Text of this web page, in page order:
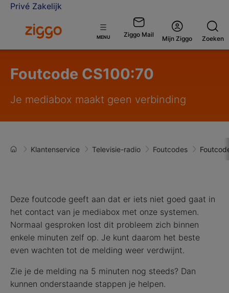
Privé Zakelijk
Ga naar de Ziggo homepage
MENU Ziggo Mail Open
Mijn Ziggo
Zoeken
Foutcode CS100:70
Je mediabox maakt geen verbinding
Klantenservice Televisie-radio Foutcodes
Deze foutcode geeft aan dat er iets niet goed gaat in
het contact van je mediabox met onze systemen.
Normaal gesproken lost dit probleem zich binnen
enkele minuten zelf op. Je kunt daarom het beste
even wachten tot de melding weer verdwijnt.
Zie je de melding na 5 minuten nog steeds? Dan
kunnen onderstaande stappen je helpen.